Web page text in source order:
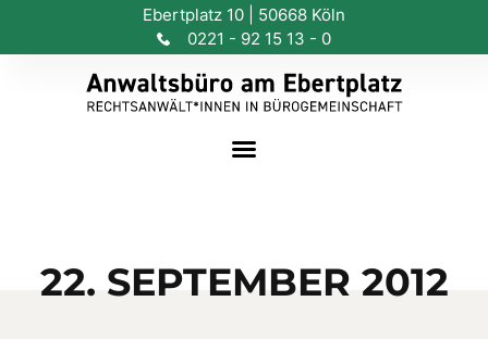
Ebertplatz 10 | 50668 Köln
0221 - 92 15 13 - 0
22. SEPTEMBER 2012